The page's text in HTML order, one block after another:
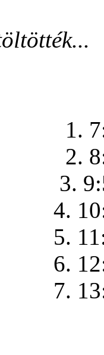
1.
2.
3.
4.
5.
6.
7.